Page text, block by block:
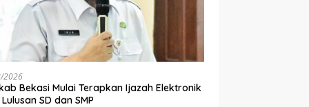
2026
Bekasi Mulai Terapkan Ijazah Elektronik
SD dan SMP